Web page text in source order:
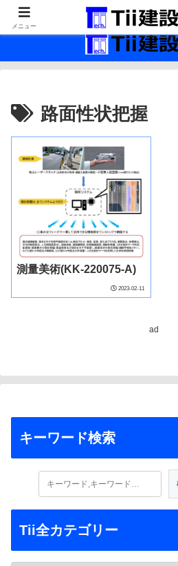
最新の建設技術の情報
路面性状把握
測量美術(KK-220075-A)
2023-02-11
ad
キーワード検索
Tii全カテゴリー
メニュー